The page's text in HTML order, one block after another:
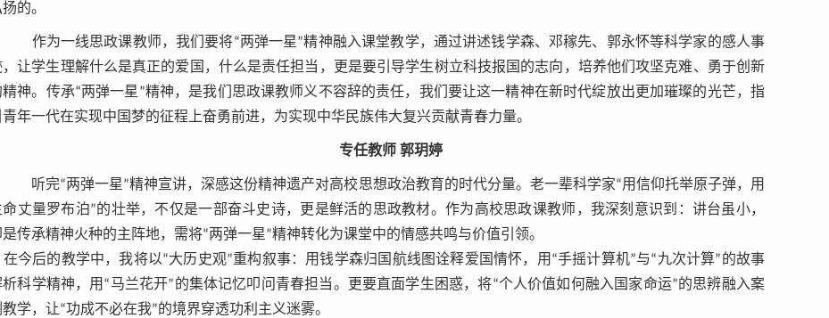
的。
作为一线思政课教师，我们要将“两弹一星”精神融入课堂教学，通过讲述钱学森、邓稼先、郭永怀等科学家的感人事
，让学生理解什么是真正的爱国，什么是责任担当，更是要引导学生树立科技报国的志向，培养他们攻坚克难、勇于创新
精神。传承“两弹一星”精神，是我们思政课教师义不容辞的责任，我们要让这一精神在新时代绽放出更加璀璨的光芒，指
青年一代在实现中国梦的征程上奋勇前进，为实现中华民族伟大复兴贡献青春力量。
专任教师 郭玥婷
听完“两弹一星”精神宣讲，深感这份精神遗产对高校思想政治教育的时代分量。老一辈科学家“用信仰托举原子弹，用
命丈量罗布泊”的壮举，不仅是一部奋斗史诗，更是鲜活的思政教材。作为高校思政课教师，我深刻意识到：讲台虽小，
是传承精神火种的主阵地，需将“两弹一星”精神转化为课堂中的情感共鸣与价值引领。
今后的教学中，我将以“大历史观”重构叙事：用钱学森归国航线图诠释爱国情怀，用“手摇计算机”与“九次计算”的故事
析科学精神，用“马兰花开”的集体记忆叩问青春担当。更要直面学生困惑，将“个人价值如何融入国家命运”的思辨融入案
教学，让“功成不必在我”的境界穿透功利主义迷雾。